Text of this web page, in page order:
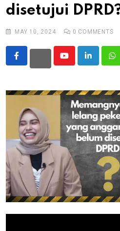
disetujui
MAY 10, 2024 0 COMMENTS
YoutubeLinkedIn